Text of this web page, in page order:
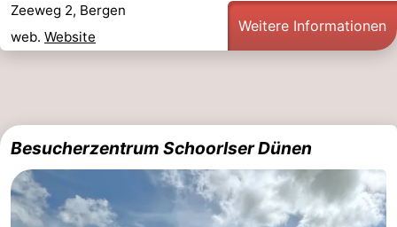
Zeeweg 2, Bergen
web. Website
Weitere Informationen
Besucherzentrum Schoorlser Dünen